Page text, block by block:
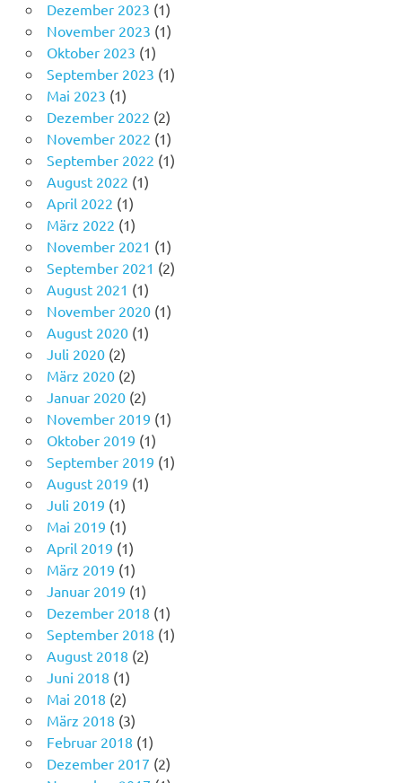
Dezember 2023 (1)
November 2023 (1)
Oktober 2023 (1)
September 2023 (1)
Mai 2023 (1)
Dezember 2022 (2)
November 2022 (1)
September 2022 (1)
August 2022 (1)
April 2022 (1)
März 2022 (1)
November 2021 (1)
September 2021 (2)
August 2021 (1)
November 2020(1)
August 2020(1)
Juli 2020(2)
März 2020(2)
Januar 2020(2)
November 2019 (1)
Oktober 2019 (1)
September 2019 (1)
August 2019 (1)
Juli 2019 (1)
Mai 2019 (1)
April 2019 (1)
März 2019 (1)
Januar 2019 (1)
Dezember 2018 (1)
September 2018 (1)
August 2018 (2)
Juni 2018 (1)
Mai 2018 (2)
März 2018 (3)
Februar 2018 (1)
Dezember 2017 (2)